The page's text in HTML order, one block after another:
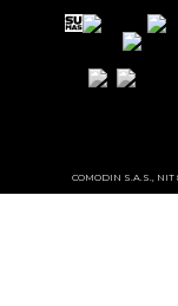
COMODIN S.A.S.,